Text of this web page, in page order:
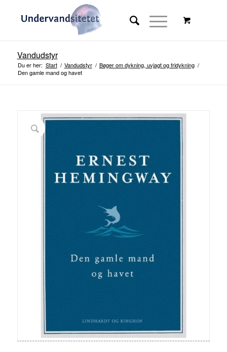
Vandudstyr
Du er her: Start / Vandudstyr / Bøger om dykning, uvjagt og fridykning /
Den gamle mand og havet